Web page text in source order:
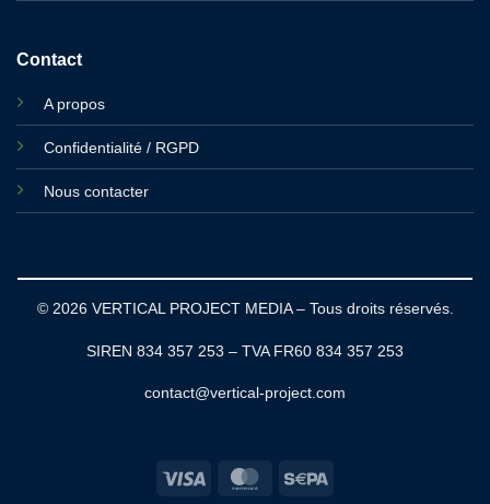
Contact
A propos
Confidentialité / RGPD
Nous contacter
© 2026 VERTICAL PROJECT MEDIA – Tous droits réservés.
SIREN 834 357 253 – TVA FR60 834 357 253
contact@vertical-project.com
Visa MasterCard